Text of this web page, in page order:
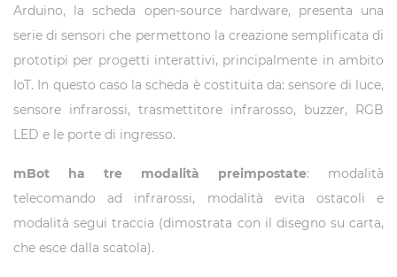
Arduino, la scheda open-source hardware, presenta una
serie di sensori che permettono la creazione semplificata di
prototipi per progetti interattivi, principalmente in ambito
IoT. In questo caso la scheda è costituita da: sensore di luce,
sensore infrarossi, trasmettitore infrarosso, buzzer, RGB
LED e le porte di ingresso.
mBot ha tre modalità preimpostate: modalità
telecomando ad infrarossi, modalità evita ostacoli e
modalità segui traccia (dimostrata con il disegno su carta,
che esce dalla scatola).